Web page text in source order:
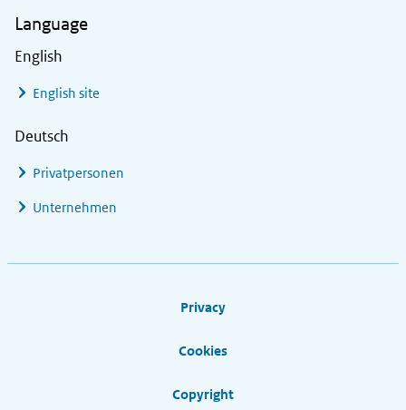
Language
English
English site
Deutsch
Privatpersonen
Unternehmen
Privacy
Cookies
Copyright